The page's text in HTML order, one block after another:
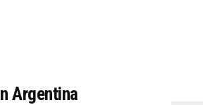
Argentina